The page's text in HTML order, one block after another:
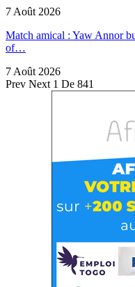
7 Août 2026
Match amical : Yaw Annor
of…
7 Août 2026
Prev Next 1 De 841